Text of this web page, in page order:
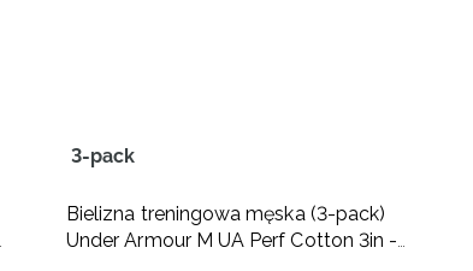
3-pack
Bielizna treningowa męska (3-pack)
Under Armour M UA Perf Cotton 3in -